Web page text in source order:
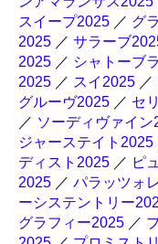
スイープ2025 ／ グ
2025 ／ サラーブ
2025 ／ シャトーブ
2025 ／ スイ2025 ／
グルーヴ2025 ／ セ
／ ソーディヴァイン
ジャーステイト2025
ディスト2025 ／ ピ
2025 ／ パラッツォ
ーシステントリー
グラフィー2025 ／